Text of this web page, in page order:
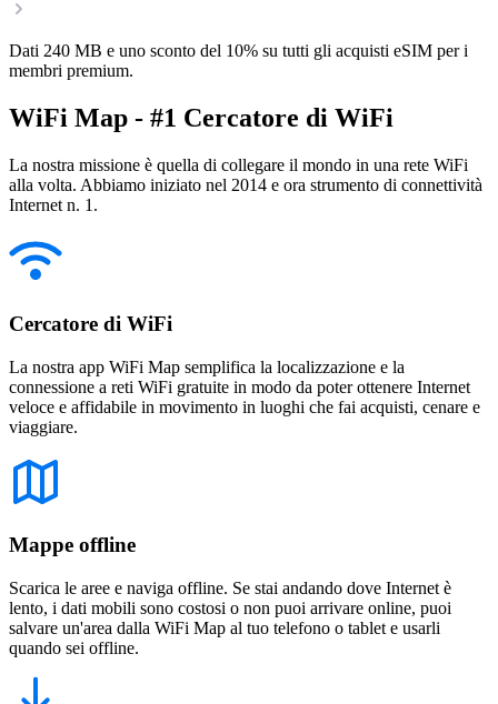
Dati 240 MB e uno sconto del 10% su tutti gli acquisti eSIM per i
membri premium.
WiFi Map - #1 Cercatore di WiFi
La nostra missione è quella di collegare il mondo in una rete WiFi
alla volta. Abbiamo iniziato nel 2014 e ora strumento di connettività
Internet n. 1.
Cercatore di WiFi
La nostra app WiFi Map semplifica la localizzazione e la
connessione a reti WiFi gratuite in modo da poter ottenere Internet
veloce e affidabile in movimento in luoghi che fai acquisti, cenare e
viaggiare.
Mappe offline
Scarica le aree e naviga offline. Se stai andando dove Internet è
lento, i dati mobili sono costosi o non puoi arrivare online, puoi
salvare un'area dalla WiFi Map al tuo telefono o tablet e usarli
quando sei offline.